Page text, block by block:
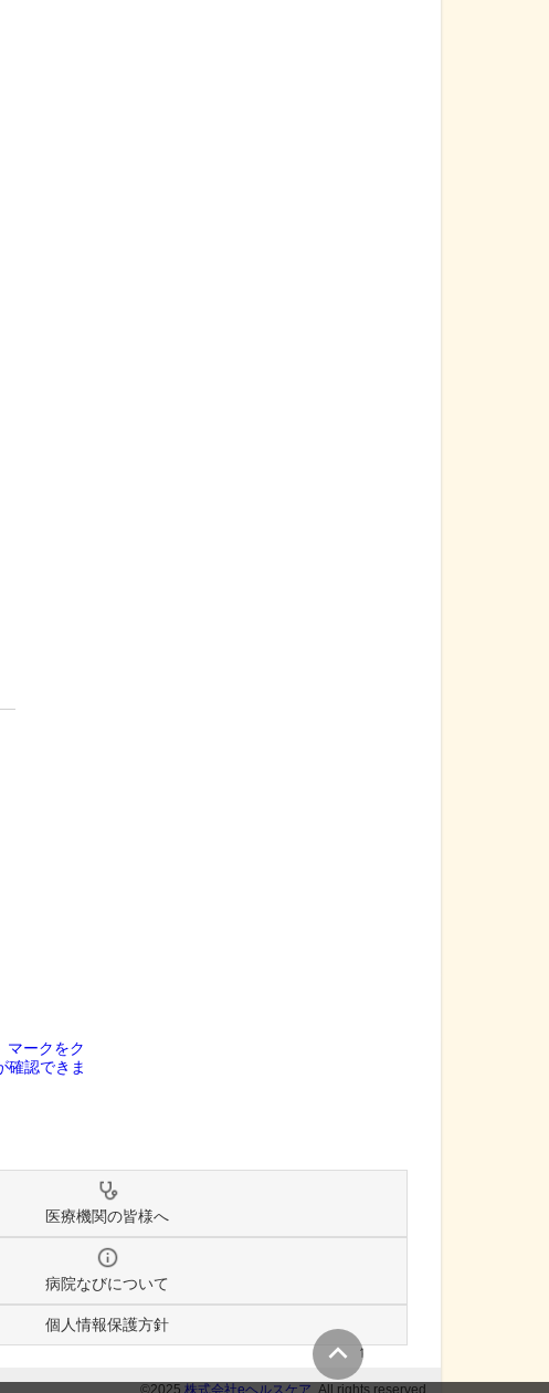
↑
医療機関の皆様へ
病院なびについて
個人情報保護方針